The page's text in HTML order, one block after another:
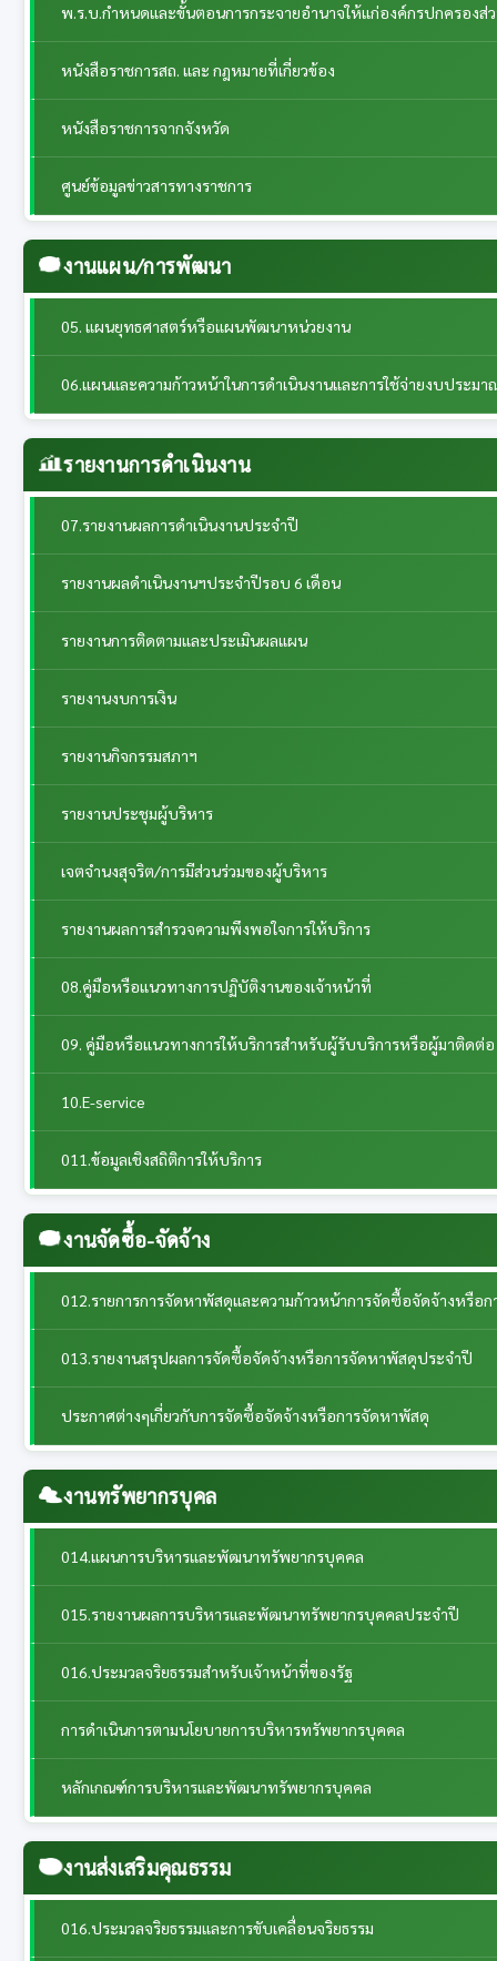
พ.ร.บ.กำหนดและขั้นตอนการกระจายอำนาจให้แก่องค์กรปกครอง
หนังสือราชการสถ. และ กฎหมายที่เกี่ยวข้อง
หนังสือราชการจากจังหวัด
ศูนย์ข้อมูลข่าวสารทางราชการ
งานแผน/การพัฒนา
05. แผนยุทธศาสตร์หรือแผนพัฒนาหน่วยงาน
06.แผนและความก้าวหน้าในการดำเนินงานและการใช้จ่ายงบประมา
รายงานการดำเนินงาน
07.รายงานผลการดำเนินงานประจำปี
รายงานผลดำเนินงานฯประจำปีรอบ 6 เดือน
รายงานการติดตามและประเมินผลแผน
รายงานงบการเงิน
รายงานกิจกรรมสภาฯ
รายงานประชุมผู้บริหาร
เจตจำนงสุจริต/การมีส่วนร่วมของผู้บริหาร
รายงานผลการสำรวจความพึงพอใจการให้บริการ
08.คู่มือหรือแนวทางการปฏิบัติงานของเจ้าหน้าที่
09. คู่มือหรือแนวทางการให้บริการสำหรับผู้รับบริการหรือผู้มาติดต่อ
10.E-service
011.ข้อมูลเชิงสถิติการให้บริการ
งานจัดซื้อ-จัดจ้าง
012.รายการการจัดหาพัสดุและความก้าวหน้าการจัดซื้อจัดจ้างหรือ
013.รายงานสรุปผลการจัดซื้อจัดจ้างหรือการจัดหาพัสดุประจำปี
ประกาศต่างๆเกี่ยวกับการจัดซื้อจัดจ้างหรือการจัดหาพัสดุ
งานทรัพยากรบุคล
014.แผนการบริหารและพัฒนาทรัพยากรบุคคล
015.รายงานผลการบริหารและพัฒนาทรัพยากรบุคคลประจําปี
016.ประมวลจริยธรรมสำหรับเจ้าหน้าที่ของรัฐ
การดำเนินการตามนโยบายการบริหารทรัพยากรบุคคล
หลักเกณฑ์การบริหารและพัฒนาทรัพยากรบุคคล
งานส่งเสริมคุณธรรม
016.ประมวลจริยธรรมและการขับเคลื่อนจริยธรรม